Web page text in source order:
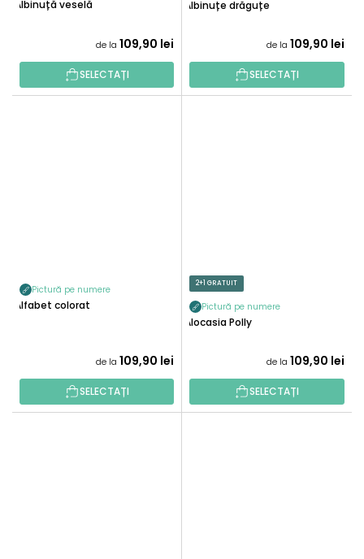
Albinuță veselă
de la 109,90 lei
SELECTAȚI
Albinuțe drăguțe
de la 109,90 lei
SELECTAȚI
Pictură pe numere
Alfabet colorat
de la 109,90 lei
SELECTAȚI
2+1 GRATUIT
Pictură pe numere
Alocasia Polly
de la 109,90 lei
SELECTAȚI